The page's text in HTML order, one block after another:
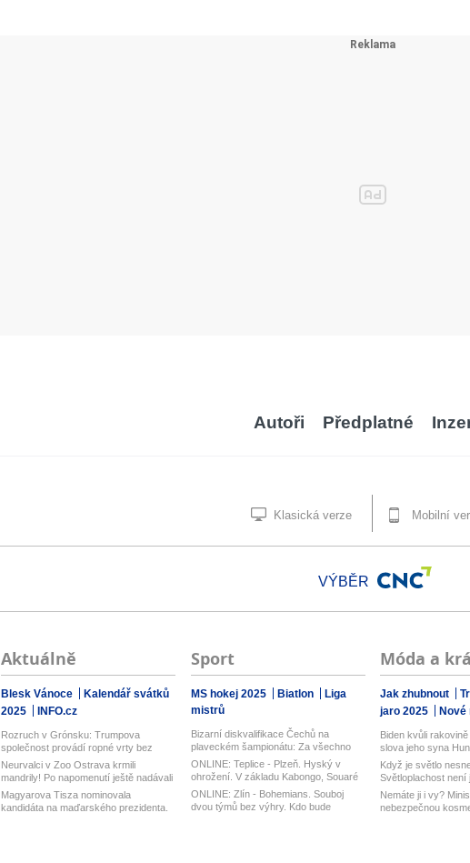
Autoři Předplatné
Klasická verze Mobilní
VÝBĚR
Aktuálně
Blesk Vánoce
Kalendář svátků
2025
INFO.cz
Rozruch v Grónsku: Trumpova
společnost provádí ropné vrty bez
povolení...
Neurvalci v Zoo Ostrava krmili
mandrily! Po napomenutí ještě nadávali
Magyarova Tisza nominovala
kandidáta na maďarského prezidenta.
Sport
MS hokej 2025 Biatlon
Liga
mistrů
Bizarní diskvalifikace Čechů na
plaveckém šampionátu: Za všechno
mohla...
ONLINE: Teplice - Plzeň. Hyský v
ohrožení. V základu Kabongo, Souaré
č...
ONLINE: Zlín - Bohemians. Souboj
dvou týmů bez výhry. Kdo bude
Móda a
Jak zhubnout
jaro 2025
Biden kvůli
slova jeho syna
Když je světlo
Světloplachost není
Nemáte ji i vy?
nebezpečnou